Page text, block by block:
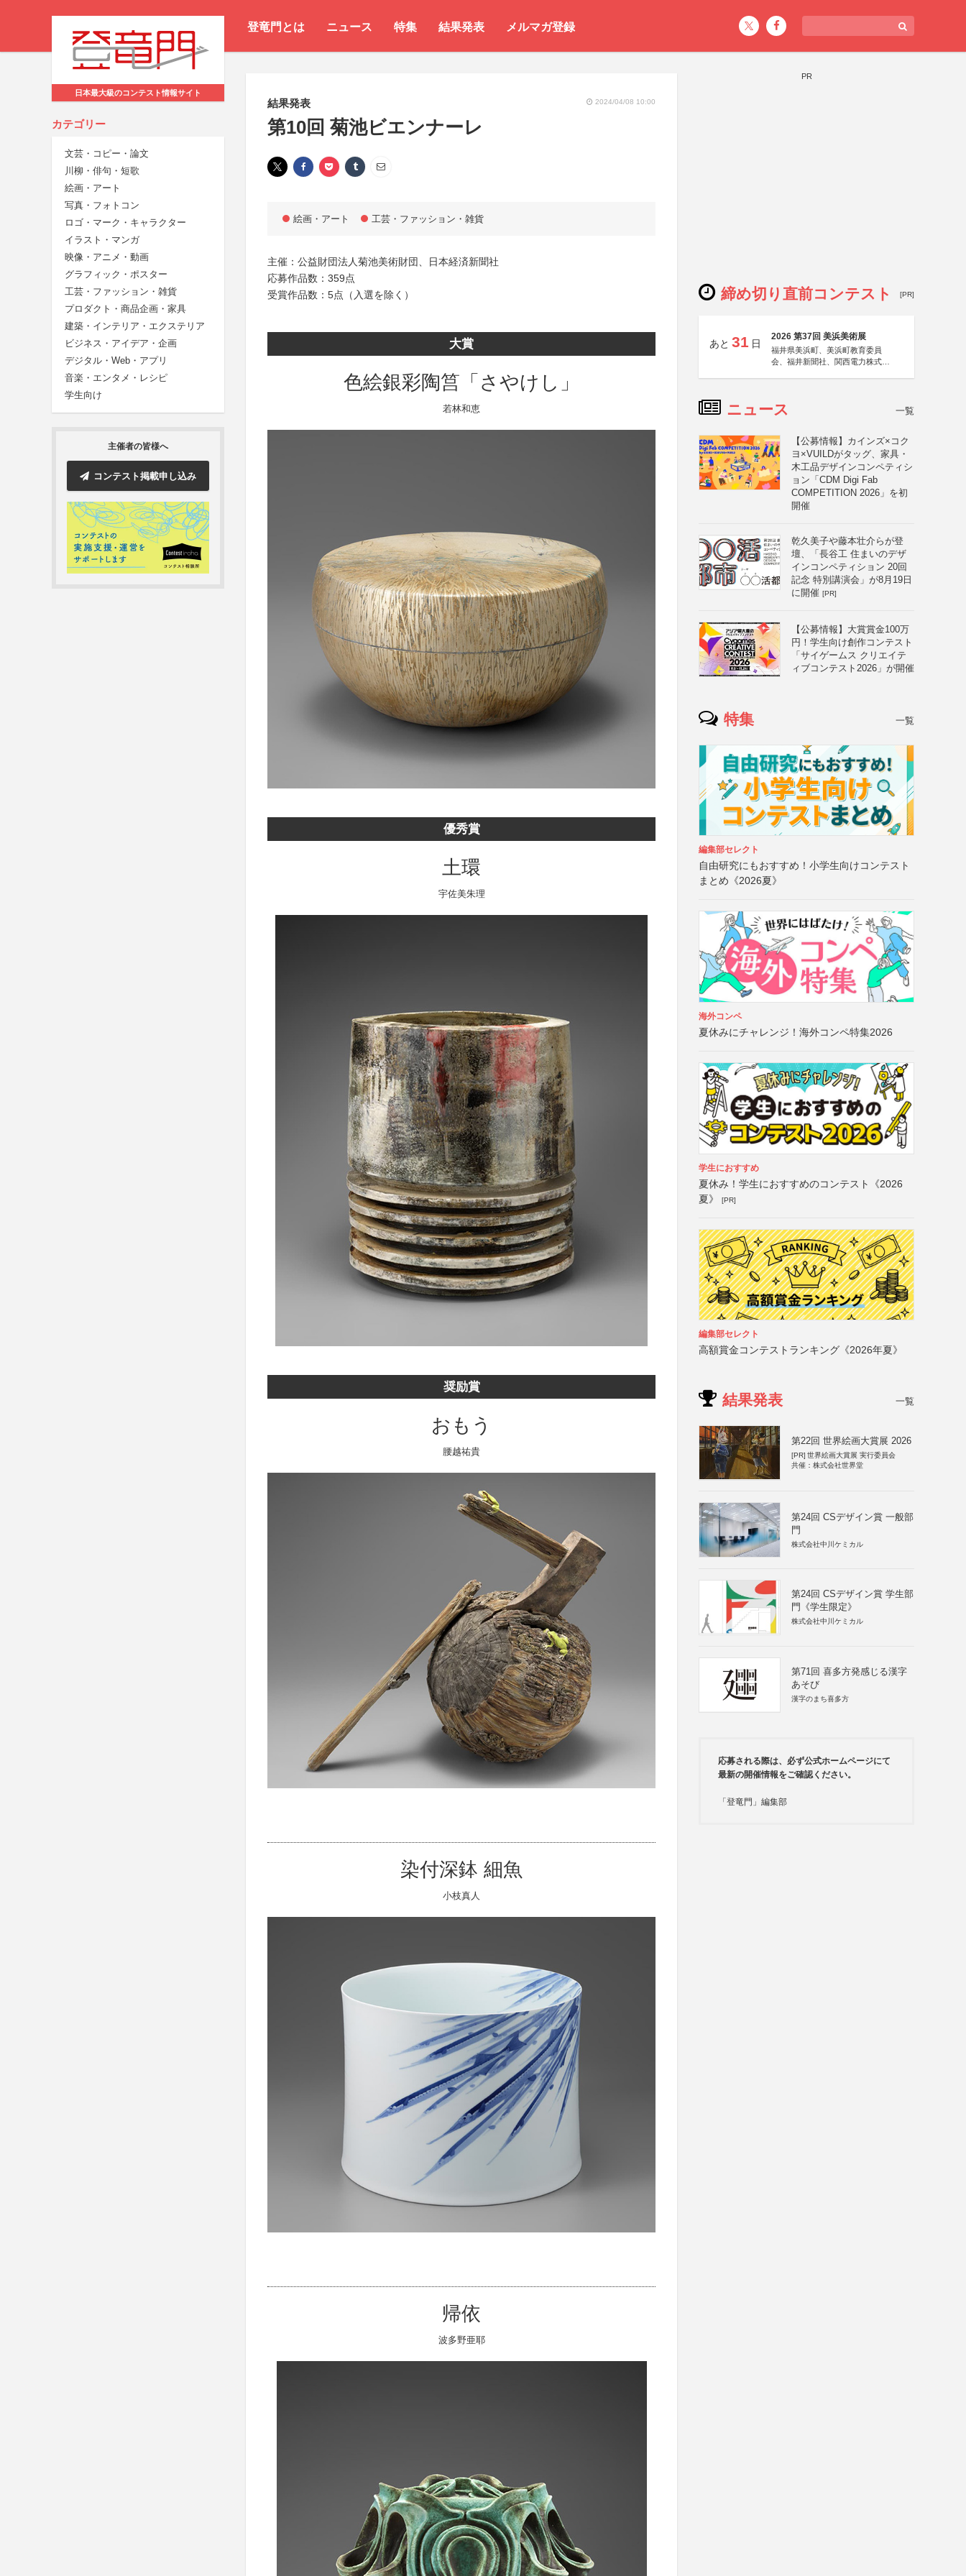
登竜門とは ニュース 特集 結果発表 メルマガ登録
日本最大級のコンテスト情報サイト
カテゴリー
文芸・コピー・論文
川柳・俳句・短歌
絵画・アート
写真・フォトコン
ロゴ・マーク・キャラクター
イラスト・マンガ
映像・アニメ・動画
グラフィック・ポスター
工芸・ファッション・雑貨
プロダクト・商品企画・家具
建築・インテリア・エクステリア
ビジネス・アイデア・企画
デジタル・Web・アプリ
音楽・エンタメ・レシピ
学生向け
主催者の皆様へ
コンテスト掲載申し込み
結果発表 2024/04/08 10:00
第10回 菊池ビエンナーレ
絵画・アート 工芸・ファッション・雑貨
主催：公益財団法人菊池美術財団、日本経済新聞社
応募作品数：359点
受賞作品数：5点（入選を除く）
大賞
色絵銀彩陶筥「さやけし」
若林和恵
優秀賞
土環
宇佐美朱理
奨励賞
おもう
腰越祐貴
染付深鉢 細魚
小枝真人
帰依
波多野亜耶
PR
締め切り直前コンテスト [PR]
あと 31 日
2026 第37回 美浜美術展
福井県美浜町、美浜町教育委員
会、福井新聞社、関西電力株式会
ニュース 一覧
【公募情報】カインズ×コク
ヨ×VUILDがタッグ、家具・
木工品デザインコンペティシ
ョン「CDM Digi Fab
COMPETITION 2026」を初
開催
乾久美子や藤本壮介らが登
壇、「長谷工 住まいのデザ
インコンペティション 20回
記念 特別講演会」が8月19日
に開催 [PR]
【公募情報】大賞賞金100万
円！学生向け創作コンテスト
「サイゲームス クリエイテ
ィブコンテスト2026」が開催
特集 一覧
編集部セレクト
自由研究にもおすすめ！小学生向けコンテスト
まとめ《2026夏》
海外コンペ
夏休みにチャレンジ！海外コンペ特集2026
学生におすすめ
夏休み！学生におすすめのコンテスト《2026
夏》
[PR]
編集部セレクト
高額賞金コンテストランキング《2026年夏》
結果発表 一覧
第22回 世界絵画大賞展 2026
[PR] 世界絵画大賞展 実行委員会
共催：株式会社世界堂
第24回 CSデザイン賞 一般部
門
株式会社中川ケミカル
第24回 CSデザイン賞 学生部
門《学生限定》
株式会社中川ケミカル
第71回 喜多方発感じる漢字
あそび
漢字のまち喜多方
応募される際は、必ず公式ホームページにて
最新の開催情報をご確認ください。
「登竜門」編集部